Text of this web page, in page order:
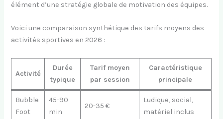
élément d’une stratégie globale de motivation des équipes.
Voici une comparaison synthétique des tarifs moyens des
activités sportives en 2026 :
Activité
Durée
typique
Tarif moyen
par session
Caractéristique
principale
Bubble
Foot
45-90
min
20-35 €
Ludique, social,
matériel inclus